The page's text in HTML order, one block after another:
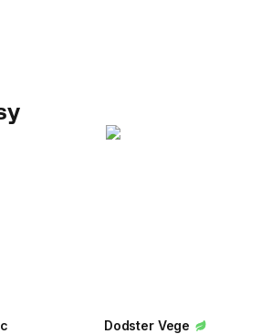
Dodster Vege